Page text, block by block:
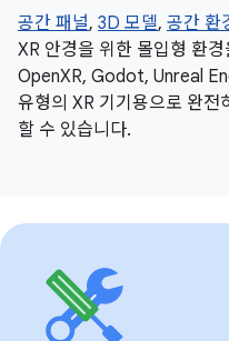
공간 패널, 3D 모델, 공간 환
XR 안경을 위한 몰입형 환
OpenXR, Godot, Unreal
유형의 XR 기기용으로 완전
할 수 있습니다.